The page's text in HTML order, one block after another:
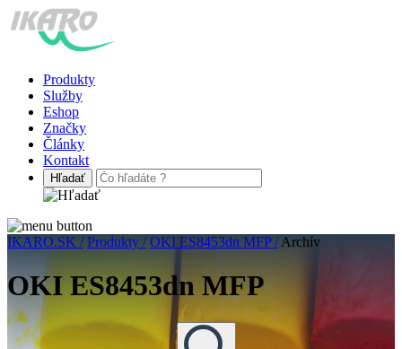
Produkty
Služby
Eshop
Značky
Články
Kontakt
IKARO.SK / Produkty / OKI ES8453dn MFP /Archív
OKI ES8453dn MFP